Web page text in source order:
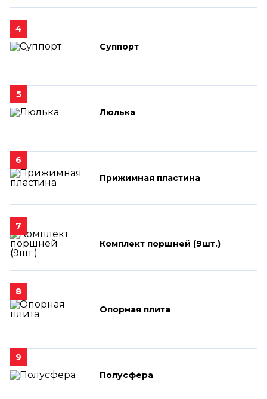
4
Суппорт
5
Люлька
6
Прижимная пластина
7
Комплект поршней (9шт.)
8
Опорная плита
9
Полусфера